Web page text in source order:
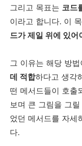
그리고 목표는 코드
이라고 합니다. 이
드가 제일 위에 있어
그 이유는 해당 방법
데 적합하다고 생각
떤 메서드들이 호출
보며 큰 그림을 그
었던 메서드를 자세
다.